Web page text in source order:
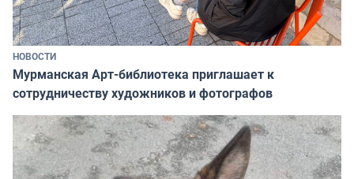
НОВОСТИ
Мурманская Арт-библиотека приглашает к
сотрудничеству художников и фотографов